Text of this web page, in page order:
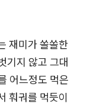
재미가 쏠쏠한
기지 않고 그대
어느정도 먹은
훠궈를 먹듯이